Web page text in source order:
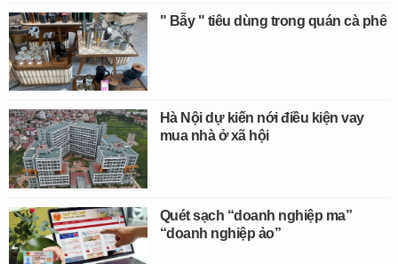
" Bẫy " tiêu dùng trong quán cà phê
Hà Nội dự kiến nới điều kiện vay
mua nhà ở xã hội
Quét sạch “doanh nghiệp ma”
“doanh nghiệp ảo”